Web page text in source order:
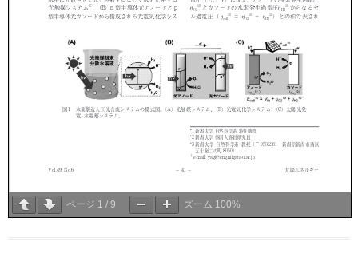
ページ 1 / 9 ズーム 100%